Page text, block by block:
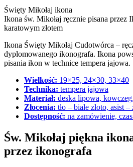
Święty Mikołaj ikona
Ikona św. Mikołaj ręcznie pisana przez
karatowym złotem
Ikona Święty Mikołaj Cudotwórca –
dyplomowanego ikonografa. Ikona
pisania ikon w technice tempera jajowa.
Wielkość: 19×25, 24×30, 33×40
Technika: tempera jajowa
Materiał: deska lipowa,
Złocenia: tło – białe złoto, asist
Dostępność: na zamówienie,
Św. Mikołaj piękna
przez ikonografa